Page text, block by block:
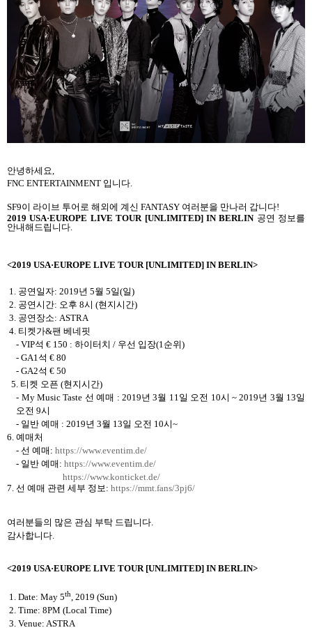
안녕하세요,
FNC ENTERTAINMENT 입니다.
SF9이 라이브 투어로 해외에 계신 FANTASY 여러분을 만나러 갑니다!
2019 USA·EUROPE LIVE TOUR [UNLIMITED] IN BERLIN 공연 정보를
안내해드립니다.
<2019 USA·EUROPE LIVE TOUR [UNLIMITED] IN BERLIN>
1. 공연일자: 2019년 5월 5일(일)
2. 공연시간: 오후 8시 (현지시간)
3. 공연장소: ASTRA
4. 티켓가&팬 베네핏
- VIP석€ 150 :하이터치/ 우선 입장(1순위)
- GA1석€ 80
- GA2석€ 50
5. 티켓 오픈 (현지시간)
- My Music Taste 선 예매 : 2019년3월 11일 오전 10시 ~ 2019년 3월 13일
오전 9시
- 일반 예매 : 2019년3월 13일 오전 10시~
6. 예매처
-선 예매 :https://www.eventim.de/
- 일반 예매 :https://www.eventim.de/
https://www.konticket.de/
7. 선 예매 관련 세부 정보: https://mmt.fans/3pj6/
여러분들의 많은 관심 부탁 드립니다.
감사합니다.
<2019 USA·EUROPE LIVE TOUR [UNLIMITED] IN BERLIN>
1. Date: May 5th, 2019 (Sun)
2. Time: 8PM (Local Time)
3. Venue: ASTRA